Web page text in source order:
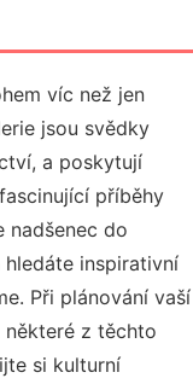
víc než jen
jsou svědky
a poskytují
příběhy
nadšenec do
inspirativní
Při plánování vaší
některé z těchto
si kulturní